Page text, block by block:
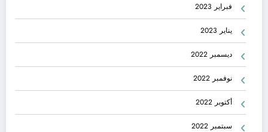
فبراير 2023
يناير 2023
ديسمبر 2022
نوفمبر 2022
أكتوبر 2022
سبتمبر 2022